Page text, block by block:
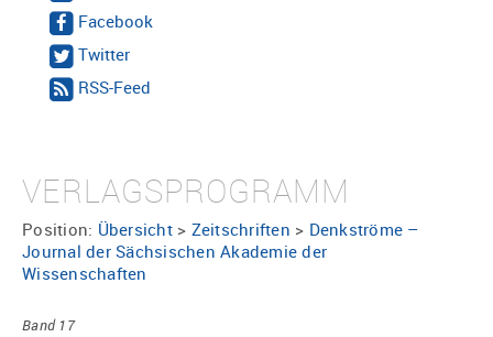
Facebook
Twitter
RSS-Feed
VERLAGSPROGRAMM
Position: Übersicht> Zeitschriften > Denkströme –
Journal der Sächsischen Akademie der
Wissenschaften
Band 17